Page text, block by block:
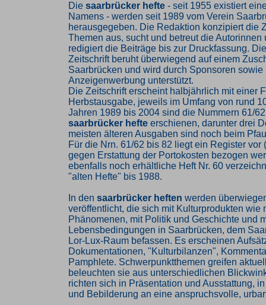
Die saarbrücker hefte - seit 1955 existiert
Namens - werden seit 1989 vom Verein
herausgegeben. Die Redaktion konzipiert die
Themen aus, sucht und betreut die Autorinnen
redigiert die Beiträge bis zur Druckfassung.
Zeitschrift beruht überwiegend auf einem
Saarbrücken und wird durch Sponsoren
Anzeigenwerbung unterstützt.
Die Zeitschrift erscheint halbjährlich mit einer
Herbstausgabe, jeweils im Umfang von rund
Jahren 1989 bis 2004 sind die Nummern 61/
saarbrücker hefte erschienen, darunter drei
meisten älteren Ausgaben sind noch beim
Für die Nrn. 61/62 bis 82 liegt ein Register vor
gegen Erstattung der Portokosten bezogen
ebenfalls noch erhältliche Heft Nr. 60
"alten Hefte" bis 1988.
In den saarbrücker heften werden
veröffentlicht, die sich mit Kulturprodukten wie
Phänomenen, mit Politik und Geschichte und
Lebensbedingungen in Saarbrücken, dem
Lor-Lux-Raum befassen. Es erscheinen
Dokumentationen, "Kulturbilanzen",
Pamphlete. Schwerpunktthemen greifen
beleuchten sie aus unterschiedlichen
richten sich in Präsentation und Ausstattung,
und Bebilderung an eine anspruchsvolle,